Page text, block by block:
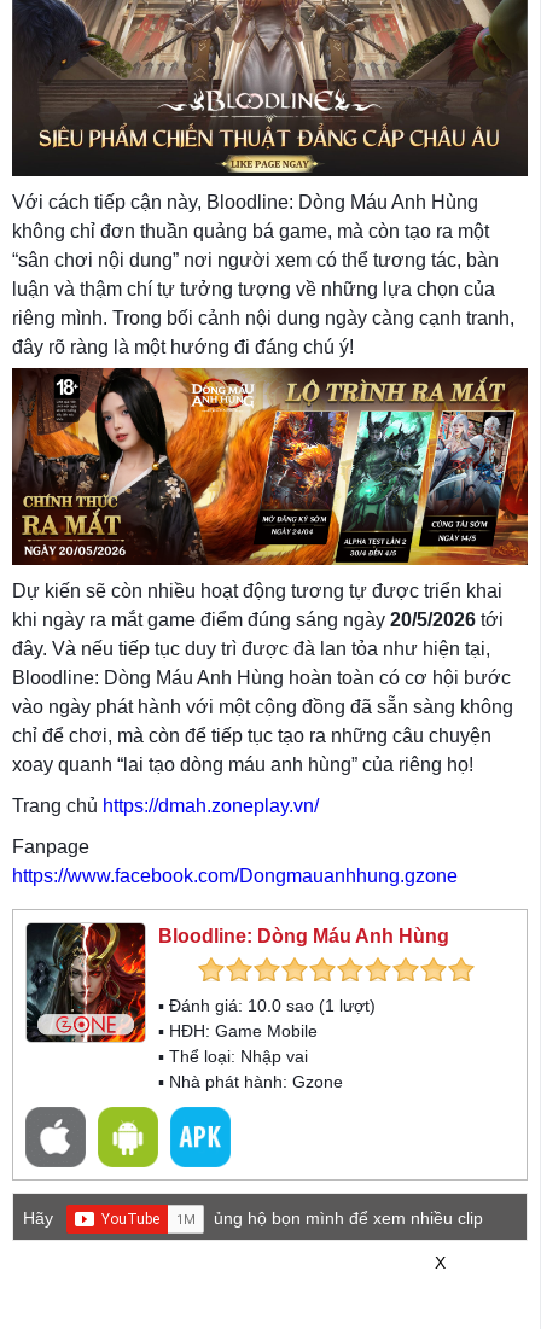
Với cách tiếp cận này, Bloodline: Dòng Máu Anh Hùng
không chỉ đơn thuần quảng bá game, mà còn tạo ra một
“sân chơi nội dung” nơi người xem có thể tương tác, bàn
luận và thậm chí tự tưởng tượng về những lựa chọn của
riêng mình. Trong bối cảnh nội dung ngày càng cạnh tranh,
đây rõ ràng là một hướng đi đáng chú ý!
Dự kiến sẽ còn nhiều hoạt động tương tự được triển khai
khi ngày ra mắt game điểm đúng sáng ngày 20/5/2026 tới
đây. Và nếu tiếp tục duy trì được đà lan tỏa như hiện tại,
Bloodline: Dòng Máu Anh Hùng hoàn toàn có cơ hội bước
vào ngày phát hành với một cộng đồng đã sẵn sàng không
chỉ để chơi, mà còn để tiếp tục tạo ra những câu chuyện
xoay quanh “lai tạo dòng máu anh hùng” của riêng họ!
Trang chủ https://dmah.zoneplay.vn/
Fanpage
https://www.facebook.com/Dongmauanhhung.gzone
Bloodline: Dòng Máu Anh Hùng
▪ Đánh giá: 10.0 sao (1 lượt)
▪ HĐH: Game Mobile
▪ Thể loại: Nhập vai
▪ Nhà phát hành: Gzone
Hãy
ủng hộ bọn mình để xem nhiều clip
X